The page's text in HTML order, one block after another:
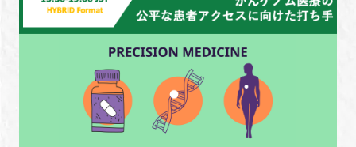
イベントお知らせメール登録